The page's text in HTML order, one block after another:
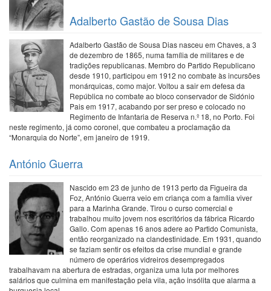
Adalberto Gastão de Sousa Dias
Adalberto Gastão de Sousa Dias nasceu em Chaves, a 3
de dezembro de 1865, numa família de militares e de
tradições republicanas. Membro do Partido Republicano
desde 1910, participou em 1912 no combate às incursões
monárquicas, como major. Voltou a sair em defesa da
República no combate ao bloco conservador de Sidónio
Pais em 1917, acabando por ser preso e colocado no
Regimento de Infantaria de Reserva n.º 18, no Porto. Foi
neste regimento, já como coronel, que combateu a proclamação da
“Monarquia do Norte”, em janeiro de 1919.
António Guerra
Nascido em 23 de junho de 1913 perto da Figueira da
Foz, António Guerra veio em criança com a família viver
para a Marinha Grande. Tirou o curso comercial e
trabalhou muito jovem nos escritórios da fábrica Ricardo
Gallo. Com apenas 16 anos adere ao Partido Comunista,
então reorganizado na clandestinidade. Em 1931, quando
se faziam sentir os efeitos da crise mundial e grande
número de operários vidreiros desempregados
trabalhavam na abertura de estradas, organiza uma luta por melhores
salários que culmina em manifestação pela vila, ação insólita que alarma a